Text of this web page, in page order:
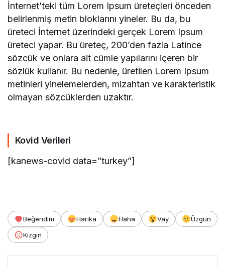
İnternet’teki tüm Lorem Ipsum üreteçleri önceden
belirlenmiş metin bloklarını yineler. Bu da, bu
üreteci İnternet üzerindeki gerçek Lorem Ipsum
üreteci yapar. Bu üreteç, 200’den fazla Latince
sözcük ve onlara ait cümle yapılarını içeren bir
sözlük kullanır. Bu nedenle, üretilen Lorem Ipsum
metinleri yinelemelerden, mizahtan ve karakteristik
olmayan sözcüklerden uzaktır.
Kovid Verileri
[kanews-covid data=”turkey”]
Beğendim Harika Haha Vay
Üzgün
Kızgın